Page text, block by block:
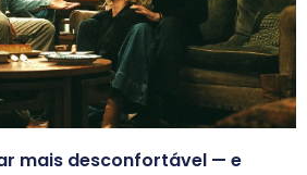
mais desconfortável — e